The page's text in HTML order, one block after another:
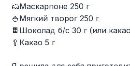
🧀Маскарпоне 250 г
🍚Мягкий творог 250 г
🍫Шоколад б/с 30 г (или
🥄Какао 5 г